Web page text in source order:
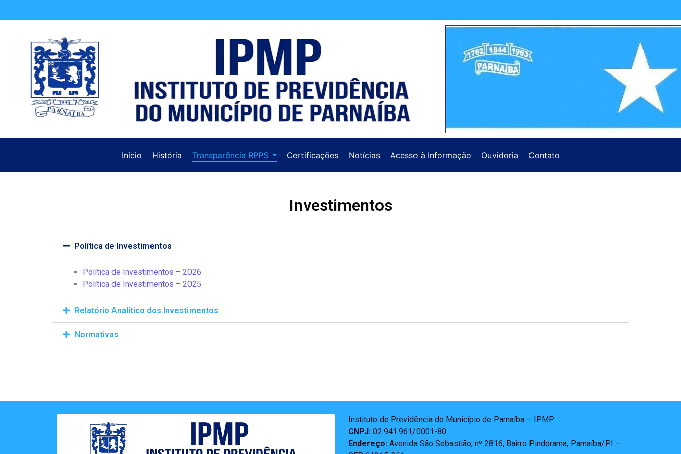
Início História Transparência RPPS Certificações Notícias Acesso à Informação Ouvidoria Contato
Investimentos
Política de Investimentos
Política de Investimentos – 2026
Política de Investimentos – 2025
Relatório Analítico dos Investimentos
Normativas
Instituto de Previdência do Município de Parnaíba – IPMP
CNPJ: 02.941.961/0001-80
Endereço: Avenida São Sebastião, nº 2816, Bairro Pindorama, Parnaíba/PI –